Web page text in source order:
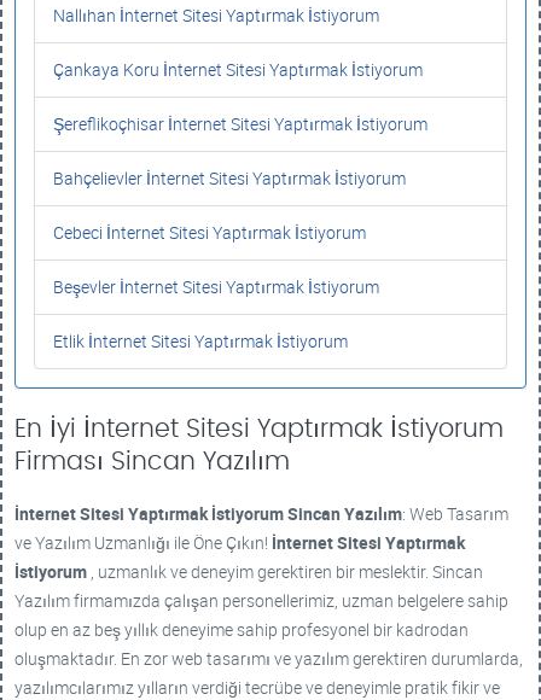
Nallıhan İnternet Sitesi Yaptırmak İstiyorum
Çankaya Koru İnternet Sitesi Yaptırmak İstiyorum
Şereflikoçhisar İnternet Sitesi Yaptırmak İstiyorum
Bahçelievler İnternet Sitesi Yaptırmak İstiyorum
Cebeci İnternet Sitesi Yaptırmak İstiyorum
Beşevler İnternet Sitesi Yaptırmak İstiyorum
Etlik İnternet Sitesi Yaptırmak İstiyorum
En İyi İnternet Sitesi Yaptırmak İstiyorum
Firması Sincan Yazılım
İnternet Sitesi Yaptırmak İstiyorumSincan Yazılım: Web Tasarım
ve Yazılım Uzmanlığı ile Öne Çıkın! İnternet Sitesi Yaptırmak
İstiyorum , uzmanlık ve deneyim gerektiren bir meslektir. Sincan
Yazılım firmamızda çalışan personellerimiz, uzman belgelere sahip
olup en az beş yıllık deneyime sahip profesyonel bir kadrodan
oluşmaktadır. En zor web tasarımı ve yazılım gerektiren durumlarda,
yazılımcılarımız yılların verdiği tecrübe ve deneyimle pratik fikir ve